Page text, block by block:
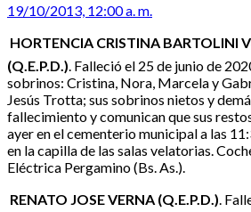
19/10/2013, 12:00 a. m.
 HORTENCIA CRISTINA BARTOLINI
(Q.E.P.D.). Falleció el 25 de junio de
sobrinos: Cristina, Nora, Marcela y
Jesús Trotta; sus sobrinos nietos y
fallecimiento y comunican que sus
ayer en el cementerio municipal a las
en la capilla de las salas velatorias.
Eléctrica Pergamino (Bs. As.).
RENATO JOSE VERNA (Q.E.P.D.).